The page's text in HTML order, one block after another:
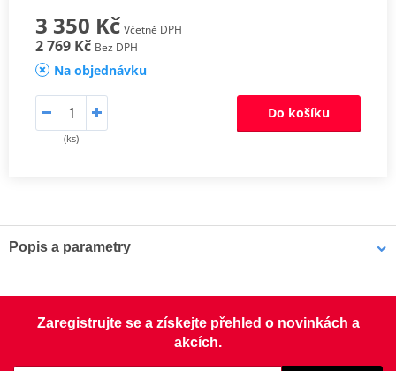
3 350 Kč Včetně DPH
2 769 Kč Bez DPH
Na objednávku
(ks)
Do košíku
Popis a parametry
Kompletní sada standardních třecích i ocelových unášecích lamel
pro offroad (motocross, enduro a ATV), včetně zesílených
Zaregistrujte se a získejte přehled o novinkách a
akcích.